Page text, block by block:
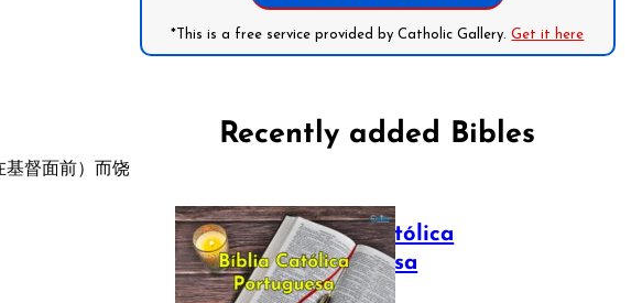
督面前）而饶
*This is a free service provided by Catholic Gallery.Get it here
Recently added Bibles
Bíblia Católica
Portuguesa